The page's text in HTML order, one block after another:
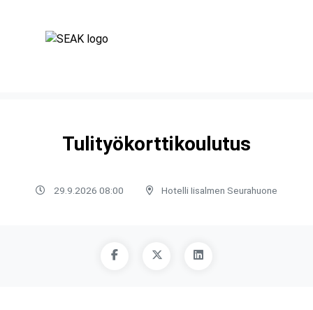
Tulityökorttikoulutus
29.9.2026 08:00 Hotelli Iisalmen Seurahuone